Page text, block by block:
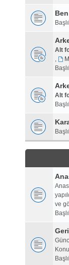
Alt
,
Alt
ve